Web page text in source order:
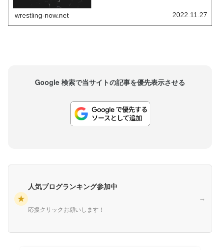
への限定的な復帰に過ぎず、AEWで継続的に働く
ことにはならないようです。自身のPodcast番組の
wrestling-now.net 2022.11.27
Google 検索で当サイトの記事を優先表示させる
★
人気ブログランキング参加中
応援クリックお願いします！
→